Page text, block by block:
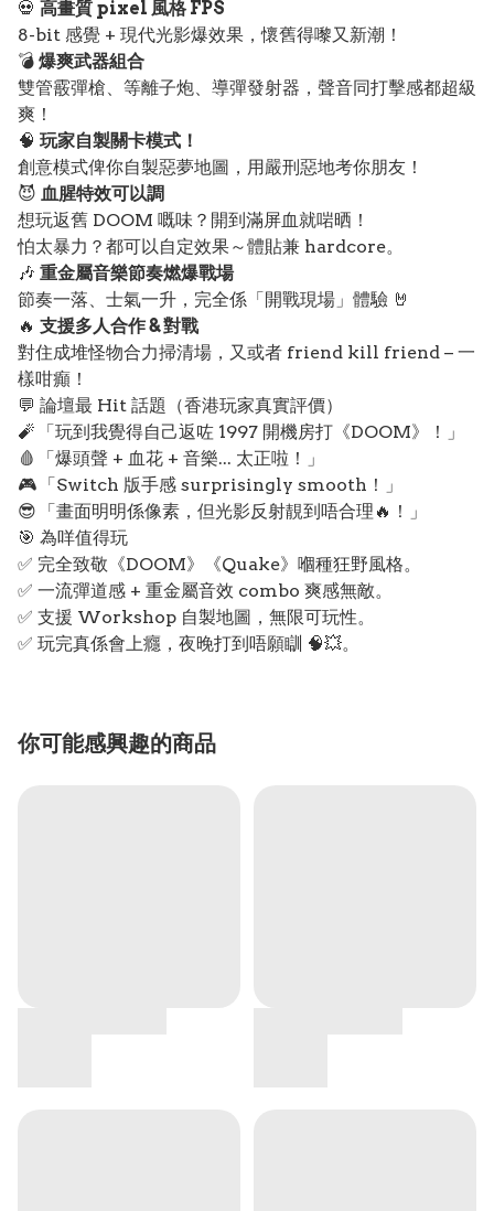
💀 高畫質 pixel 風格 FPS
8-bit 感覺 + 現代光影爆效果，懷舊得嚟又新潮！
💣 爆爽武器組合
雙管霰彈槍、等離子炮、導彈發射器，聲音同打擊感都超級
爽！
🧠 玩家自製關卡模式！
創意模式俾你自製惡夢地圖，用嚴刑惡地考你朋友！
😈 血腥特效可以調
想玩返舊 DOOM 嘅味？開到滿屏血就啱晒！
怕太暴力？都可以自定效果～體貼兼 hardcore。
🎶 重金屬音樂節奏燃爆戰場
節奏一落、士氣一升，完全係「開戰現場」體驗 🤘
🔥 支援多人合作 & 對戰
對住成堆怪物合力掃清場，又或者 friend kill friend – 一
樣咁癲！
💬 論壇最 Hit 話題（香港玩家真實評價）
🧨 「玩到我覺得自己返咗 1997 開機房打《DOOM》！」
🩸 「爆頭聲 + 血花 + 音樂... 太正啦！」
🎮 「Switch 版手感 surprisingly smooth！」
😎 「畫面明明係像素，但光影反射靚到唔合理🔥！」
🎯 為咩值得玩
✅ 完全致敬《DOOM》《Quake》嗰種狂野風格。
✅ 一流彈道感 + 重金屬音效 combo 爽感無敵。
✅ 支援 Workshop 自製地圖，無限可玩性。
✅ 玩完真係會上癮，夜晚打到唔願瞓 🧠💥。
你可能感興趣的商品